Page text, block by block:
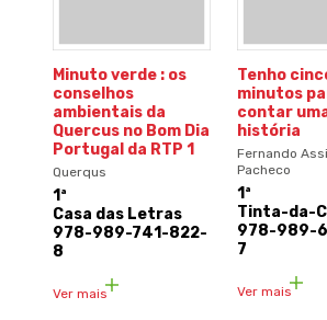
Minuto verde : os
conselhos
ambientais da
Quercus no Bom Dia
Portugal da RTP 1
Querqus
1ª
Casa das Letras
978-989-741-822-
8
Ver mais
Tenho
minutos
contar
história
Fernando
Pacheco
1ª
Tinta-da-
978-989-
7
Ver mais